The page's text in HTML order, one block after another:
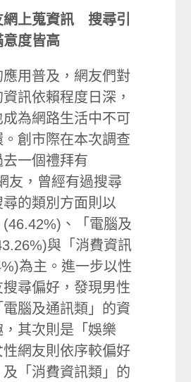
網上蒐資訊 搜尋引
度皆高
應用普及，網友們對
訊依賴程度日深，
為網路生活中不可
創市際在本次調查
一個禮拜有
友，曾經有過搜尋
的類別方面則以
(46.42%)、「電腦及
與「消費資訊
為主。進一步以性
搜尋偏好，發現男性
腦及通訊類」的資
其次則是「娛樂
網友則依序較偏好
及「消費資訊類」的